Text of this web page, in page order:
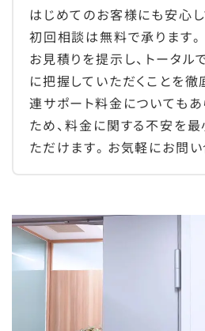
はじめてのお客様にも安心し
初回相談は無料で承ります
お見積りを提示し、トータ
に把握していただくことを
連サポート料金についても
ため、料金に関する不安を
ただけます。お気軽にお問い